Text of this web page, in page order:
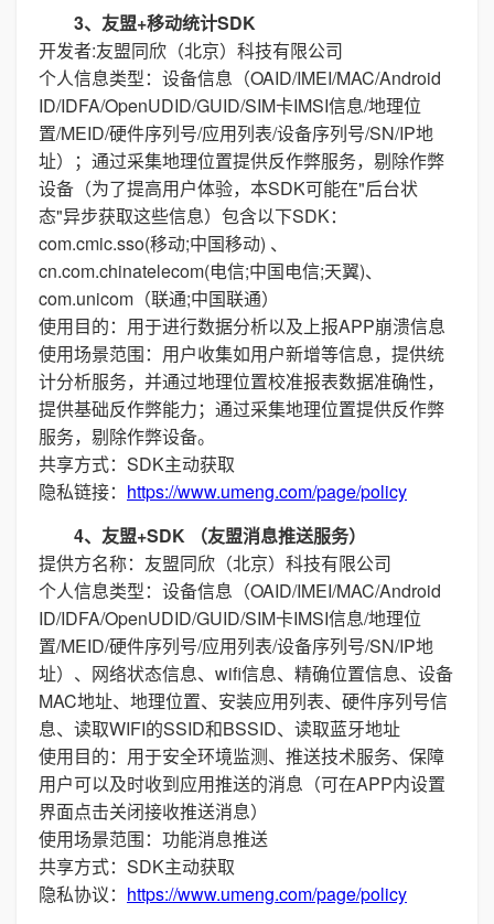
3、友盟+移动统计SDK
开发者:友盟同欣（北京）科技有限公司
个人信息类型：设备信息（OAID/IMEI/MAC/Android
ID/IDFA/OpenUDID/GUID/SIM卡IMSI信息/地理位
置/MEID/硬件序列号/应用列表/设备序列号/SN/IP地
址）；通过采集地理位置提供反作弊服务，剔除作弊
设备（为了提高用户体验，本SDK可能在"后台状
态"异步获取这些信息）包含以下SDK：
com.cmic.sso(移动;中国移动) 、
cn.com.chinatelecom(电信;中国电信;天翼)、
com.unicom（联通;中国联通）
使用目的：用于进行数据分析以及上报APP崩溃信息
使用场景范围：用户收集如用户新增等信息，提供统
计分析服务，并通过地理位置校准报表数据准确性，
提供基础反作弊能力；通过采集地理位置提供反作弊
服务，剔除作弊设备。
共享方式：SDK主动获取
隐私链接： https://www.umeng.com/page/policy
4、友盟+SDK （友盟消息推送服务）
提供方名称：友盟同欣（北京）科技有限公司
个人信息类型：设备信息（OAID/IMEI/MAC/Android
ID/IDFA/OpenUDID/GUID/SIM卡IMSI信息/地理位
置/MEID/硬件序列号/应用列表/设备序列号/SN/IP地
址）、网络状态信息、wifi信息、精确位置信息、设备
MAC地址、地理位置、安装应用列表、硬件序列号信
息、读取WIFI的SSID和BSSID、读取蓝牙地址
使用目的：用于安全环境监测、推送技术服务、保障
用户可以及时收到应用推送的消息（可在APP内设置
界面点击关闭接收推送消息）
使用场景范围：功能消息推送
共享方式：SDK主动获取
隐私协议： https://www.umeng.com/page/policy